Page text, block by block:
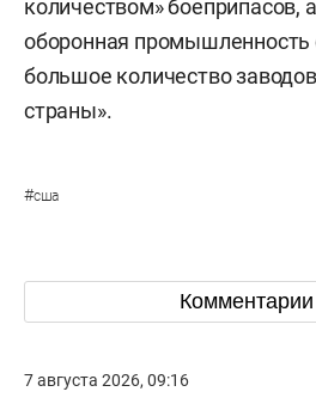
количеством» боеприпасов,
оборонная промышленность
большое количество
страны».
#сша
Комментарии
7 августа 2026, 09:16